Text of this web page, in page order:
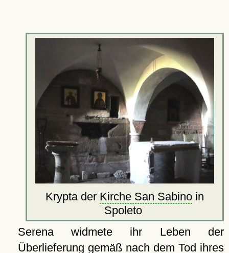
Krypta der Kirche San Sabino in
Spoleto
Serena widmete ihr Leben der
Überlieferung gemäß nach dem Tod ihres